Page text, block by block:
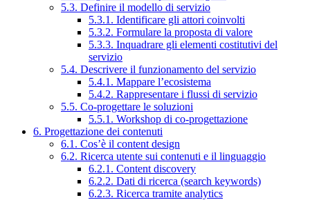
5.3. Definire il modello di servizio
5.3.1. Identificare gli attori coinvolti
5.3.2. Formulare la proposta di valore
5.3.3. Inquadrare gli elementi costitutivi del
servizio
5.4. Descrivere il funzionamento del servizio
5.4.1. Mappare l’ecosistema
5.4.2. Rappresentare i flussi di servizio
5.5. Co-progettare le soluzioni
5.5.1. Workshop di co-progettazione
6. Progettazione dei contenuti
6.1. Cos’è il content design
6.2. Ricerca utente sui contenuti e il linguaggio
6.2.1. Content discovery
6.2.2. Dati di ricerca (search keywords)
6.2.3. Ricerca tramite analytics